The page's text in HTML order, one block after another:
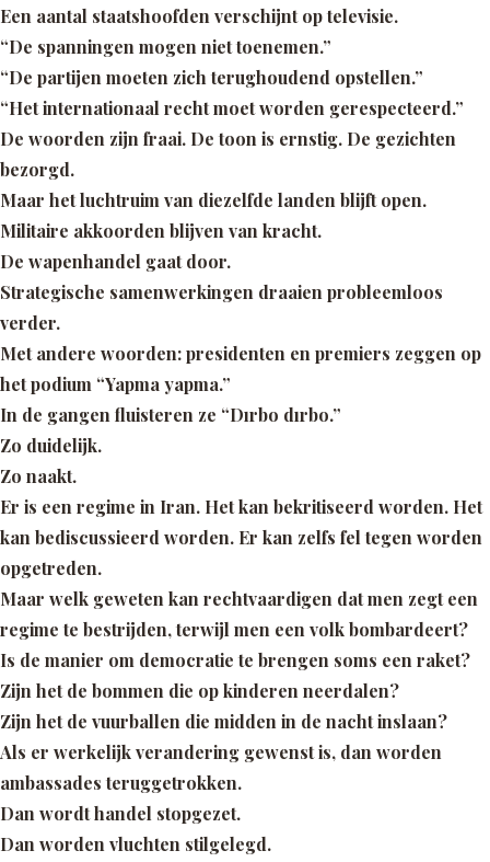
Een aantal staatshoofden verschijnt op televisie.
“De spanningen mogen niet toenemen.”
“De partijen moeten zich terughoudend opstellen.”
“Het internationaal recht moet worden gerespecteerd.”
De woorden zijn fraai. De toon is ernstig. De gezichten
bezorgd.
Maar het luchtruim van diezelfde landen blijft open.
Militaire akkoorden blijven van kracht.
De wapenhandel gaat door.
Strategische samenwerkingen draaien probleemloos
verder.
Met andere woorden: presidenten en premiers zeggen op
het podium “Yapma yapma.”
In de gangen fluisteren ze “Dırbo dırbo.”
Zo duidelijk.
Zo naakt.
Er is een regime in Iran. Het kan bekritiseerd worden. Het
kan bediscussieerd worden. Er kan zelfs fel tegen worden
opgetreden.
Maar welk geweten kan rechtvaardigen dat men zegt een
regime te bestrijden, terwijl men een volk bombardeert?
Is de manier om democratie te brengen soms een raket?
Zijn het de bommen die op kinderen neerdalen?
Zijn het de vuurballen die midden in de nacht inslaan?
Als er werkelijk verandering gewenst is, dan worden
ambassades teruggetrokken.
Dan wordt handel stopgezet.
Dan worden vluchten stilgelegd.